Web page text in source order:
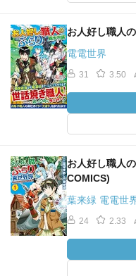
お人好し職人
電電世界
31 3.50
お人好し職人
COMICS)
葉来緑 電電世
24 2.33